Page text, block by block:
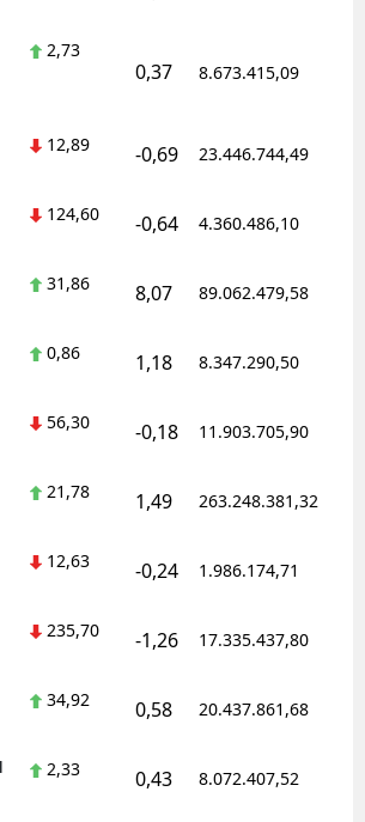
Elazığ
Eskişehir
Gümüşhane
Hakkari
Mersin
Kars
2,73
0,37 8.673.415,09
12,89 -0,69 23.446.744,49
124,60 -0,64 4.360.486,10
31,86 8,07 89.062.479,58
0,86 1,18 8.347.290,50
56,30 -0,18 11.903.705,90
21,78 1,49 263.248.381,32
12,63 -0,24 1.986.174,71
235,70 -1,26 17.335.437,80
34,92 0,58 20.437.861,68
2,33 0,43 8.072.407,52